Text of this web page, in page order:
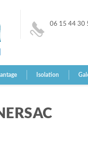
06 15 44 30
Isolation